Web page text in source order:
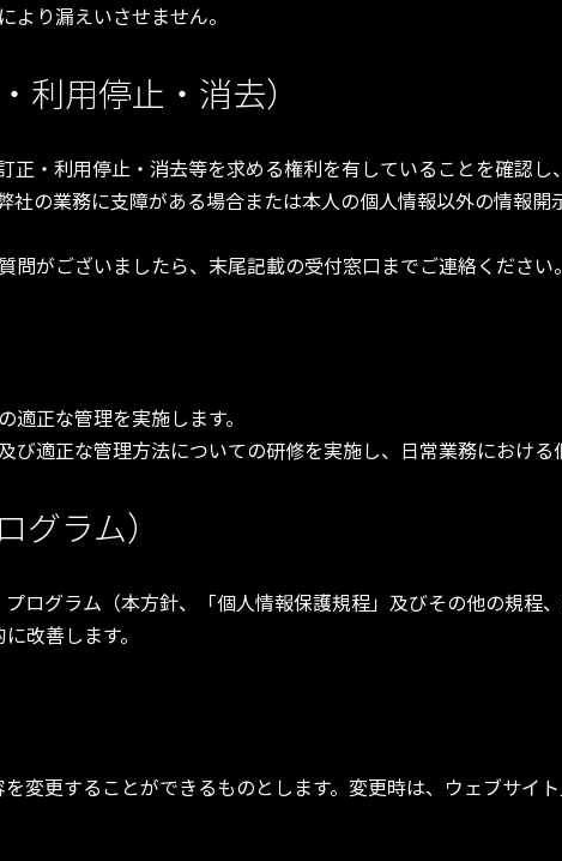
り漏えいさせません。
利用停止・消去）
正・利用停止・消去等を求める権利を有していることを確認
社の業務に支障がある場合または本人の個人情報以外の情報
がございましたら、末尾記載の受付窓口までご連絡ください。
正な管理を実施します。
適正な管理方法についての研修を実施し、日常業務における
ラム）
ログラム（本方針、「個人情報保護規程」及びその他の規程
改善します。
変更することができるものとします。変更時は、ウェブサイ